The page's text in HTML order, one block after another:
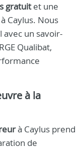
gratuitet une
Caylus. Nous
avec un savoir-
Qualibat,
à la
à Caylus prend
de